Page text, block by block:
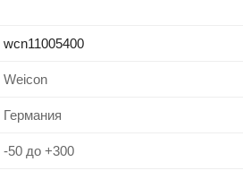
wcn11005400
Weicon
Германия
-50 до +300